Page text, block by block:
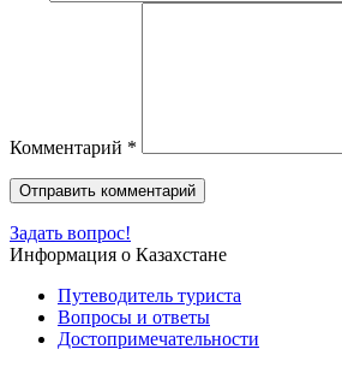
Комментарий *
Задать вопрос!
Информация о Казахстане
Путеводитель туриста
Вопросы и ответы
Достопримечательности